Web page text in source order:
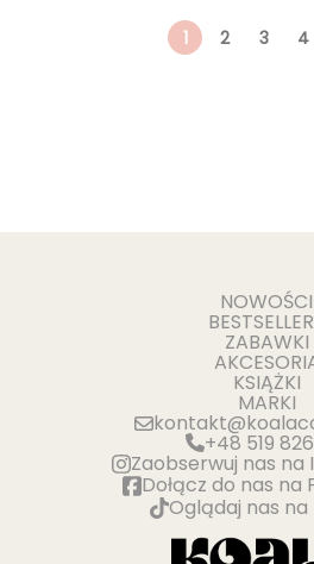
1 2 3 4
+48 519
Zaobserwuj nas na
Dołącz do nas na
Oglądaj nas na
NOWOŚCI
ZABAWKI
KSIĄŻKI
MARKI